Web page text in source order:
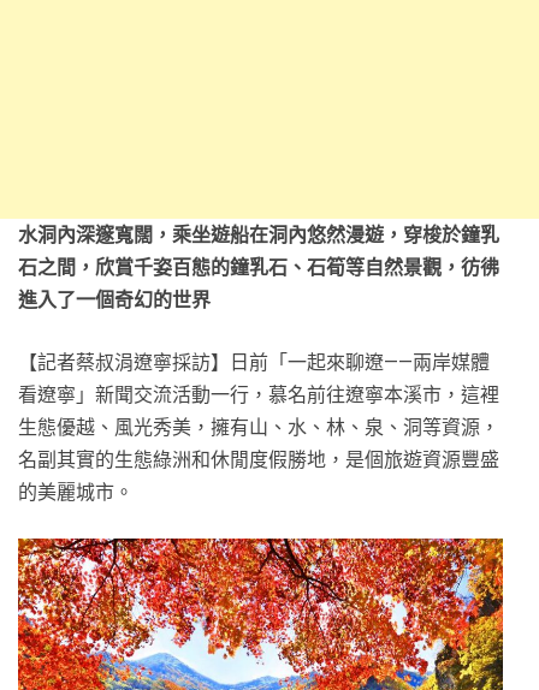
水洞內深邃寬闊，乘坐遊船在洞內悠然漫遊，穿梭於鐘乳
石之間，欣賞千姿百態的鐘乳石、石筍等自然景觀，彷彿
進入了一個奇幻的世界
【記者蔡叔涓遼寧採訪】日前「一起來聊遼——兩岸媒體
看遼寧」新聞交流活動一行，慕名前往遼寧本溪市，這裡
生態優越、風光秀美，擁有山、水、林、泉、洞等資源，
名副其實的生態綠洲和休閒度假勝地，是個旅遊資源豐盛
的美麗城市。